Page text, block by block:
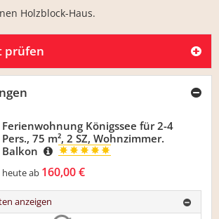
Holzblock-Haus.
prüfen
Ferienwohnung Königssee für 2-4
Pers., 75 m², 2 SZ, Wohnzimmer.
Balkon
heute ab 160,00 €
anzeigen